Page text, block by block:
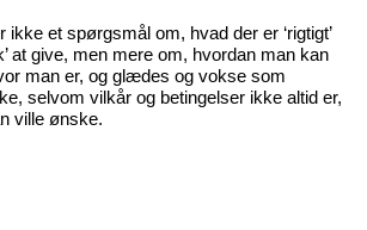
ikke et spørgsmål om, hvad der er ‘rigtigt’
at give, men mere om, hvordan man kan
man er, og glædes og vokse som
selvom vilkår og betingelser ikke altid er,
ville ønske.